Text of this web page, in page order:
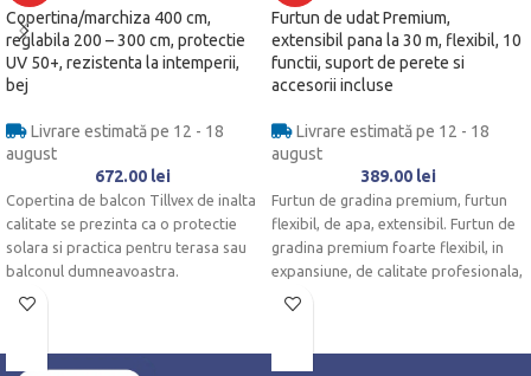
Copertina/marchiza 400 cm,
reglabila 200 – 300 cm, protectie
UV 50+, rezistenta la intemperii,
bej
Livrare estimată pe 12 - 18
august
672.00 lei
Copertina de balcon Tillvex de inalta
calitate se prezinta ca o protectie
solara si practica pentru terasa sau
balconul dumneavoastra.
Furtun de udat Premium,
extensibil pana la 30 m, flexibil, 10
functii, suport de perete si
accesorii incluse
Livrare estimată pe 12 - 18
august
389.00 lei
Furtun de gradina premium, furtun
flexibil, de apa, extensibil. Furtun de
gradina premium foarte flexibil, in
expansiune, de calitate profesionala,